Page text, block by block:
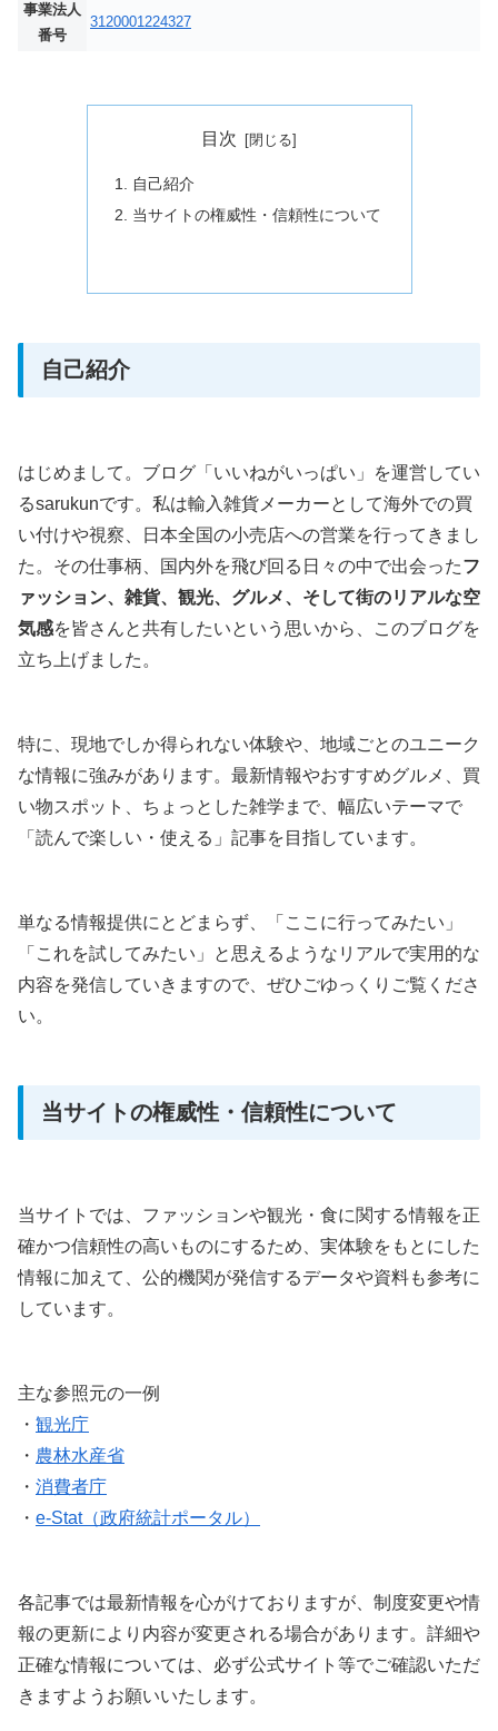
事業法人
番号
3120001224327
目次
自己紹介
当サイトの権威性・信頼性について
自己紹介
はじめまして。ブログ「いいねがいっぱい」を運営してい
るsarukunです。私は輸入雑貨メーカーとして海外での買
い付けや視察、日本全国の小売店への営業を行ってきまし
た。その仕事柄、国内外を飛び回る日々の中で出会ったフ
ァッション、雑貨、観光、グルメ、そして街のリアルな空
気感を皆さんと共有したいという思いから、このブログを
立ち上げました。
特に、現地でしか得られない体験や、地域ごとのユニーク
な情報に強みがあります。最新情報やおすすめグルメ、買
い物スポット、ちょっとした雑学まで、幅広いテーマで
「読んで楽しい・使える」記事を目指しています。
単なる情報提供にとどまらず、「ここに行ってみたい」
「これを試してみたい」と思えるようなリアルで実用的な
内容を発信していきますので、ぜひごゆっくりご覧くださ
い。
当サイトの権威性・信頼性について
当サイトでは、ファッションや観光・食に関する情報を正
確かつ信頼性の高いものにするため、実体験をもとにした
情報に加えて、公的機関が発信するデータや資料も参考に
しています。
主な参照元の一例
・ 観光庁
・ 農林水産省
・ 消費者庁
・ e-Stat（政府統計ポータル）
各記事では最新情報を心がけておりますが、制度変更や情
報の更新により内容が変更される場合があります。詳細や
正確な情報については、必ず公式サイト等でご確認いただ
きますようお願いいたします。